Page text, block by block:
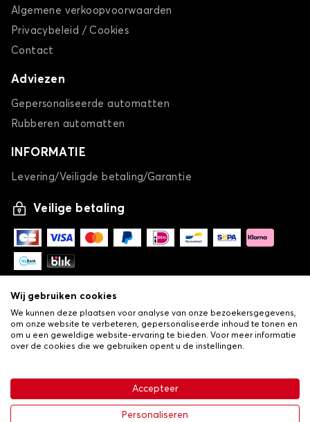
€ 113,43
Algemene verkoopvoorwaarden
Privacybeleid / Cookies
Contact
Adviezen
Gepersonaliseerde automatten
Rubberen automatten
INFORMATIE
Levering/Veiligde betaling/Garantie
Veilige betaling
Algemene verkoopvoorwaarden•Privacy- en cookiebeleid
•Livraison
Wij gebruiken cookies
We kunnen deze plaatsen voor analyse van onze bezoekersgegevens,
om onze website te verbeteren, gepersonaliseerde inhoud te tonen en
om u een geweldige website-ervaring te bieden. Voor meer informatie
over de cookies die we gebruiken opent u de instellingen.
Accepteer
Personaliseren